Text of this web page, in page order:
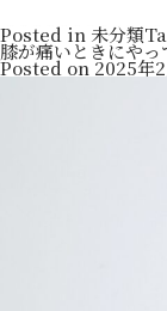
Posted in 未分類
膝が痛いときにや
Posted on2025年